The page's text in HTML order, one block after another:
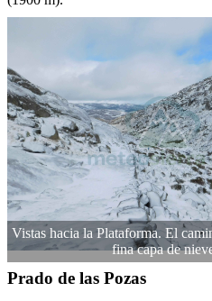
Vistas hacia la Plataforma. El
fina capa de
Prado de las Pozas